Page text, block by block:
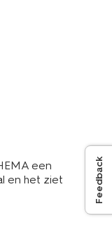
Feedback
een
en het ziet